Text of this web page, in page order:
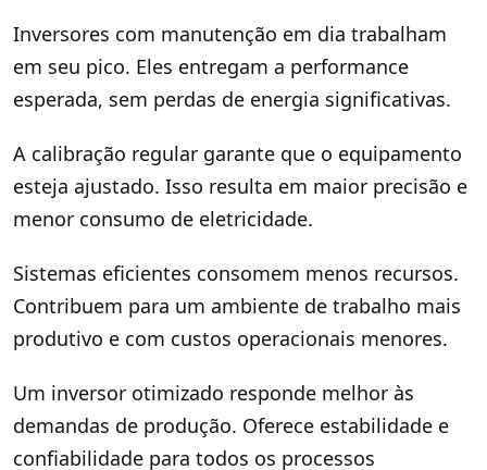
Inversores com manutenção em dia trabalham
em seu pico. Eles entregam a performance
esperada, sem perdas de energia significativas.
A calibração regular garante que o equipamento
esteja ajustado. Isso resulta em maior precisão e
menor consumo de eletricidade.
Sistemas eficientes consomem menos recursos.
Contribuem para um ambiente de trabalho mais
produtivo e com custos operacionais menores.
Um inversor otimizado responde melhor às
demandas de produção. Oferece estabilidade e
confiabilidade para todos os processos